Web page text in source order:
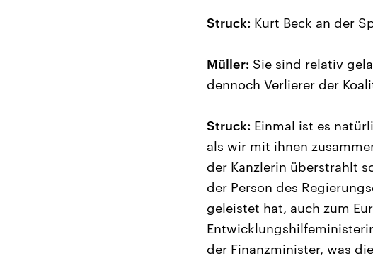
Struck: Kurt Beck an der
Müller: Sie sind relativ
dennoch Verlierer der
Struck: Einmal ist es
als wir mit ihnen
der Kanzlerin überstrahlt
der Person des
geleistet hat, auch zum
der Finanzminister, was